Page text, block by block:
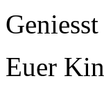
Euer